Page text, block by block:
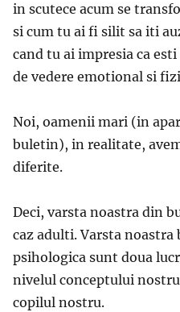
in scutece acum se
si cum tu ai fi silit sa iti
cand tu ai impresia ca
de vedere emotional si
Noi, oamenii mari (in
buletin), in realitate,
diferite.
Deci, varsta noastra din
caz adulti. Varsta noastra
psihologica sunt doua
nivelul conceptului
copilul nostru.